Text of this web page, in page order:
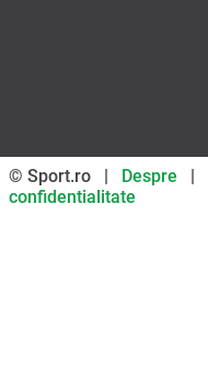
© Sport.ro | Despre |
confidentialitate